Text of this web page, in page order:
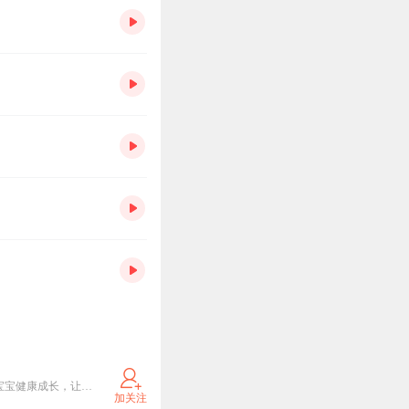
儿歌多多，拥有百万儿歌故事及动画资源，适合0-12岁儿童及家长使用。好看的动画，好听的儿歌，陪宝宝健康成长，让宝宝快快乐乐学本领。儿歌多多，给孩子一个快乐的童年。
加关注